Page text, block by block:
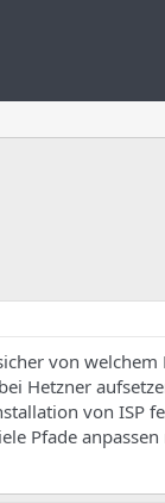
von
Hetzner
von ISP
Pfade anpassen